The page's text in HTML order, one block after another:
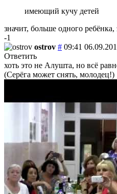
имеющий кучу детей
значит, больше одного
-1
ostrov # 09:41
Ответить
хоть это не Алушта, но всё
(Серёга может снять, молодец!)